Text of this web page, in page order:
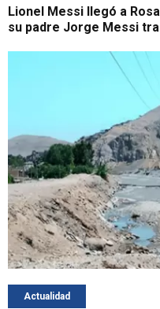
Lionel Messi llegó a
su padre Jorge Messi
Actualidad